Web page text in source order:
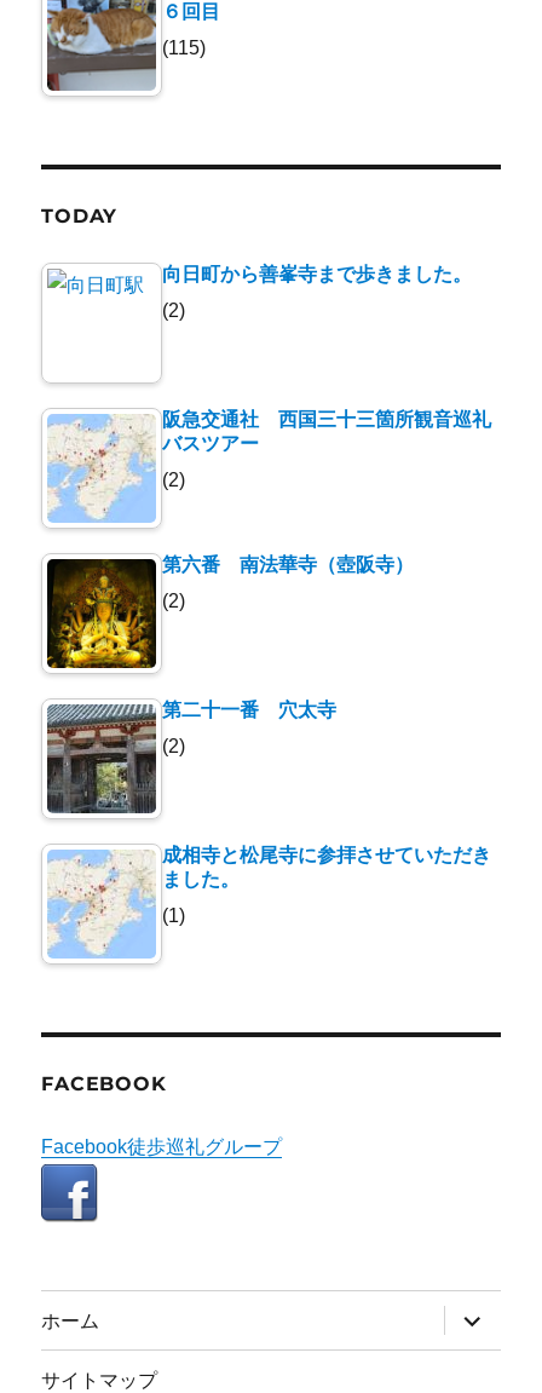
６回目
(115)
TODAY
向日町から善峯寺まで歩きました。
(2)
阪急交通社 西国三十三箇所観音巡礼
バスツアー
(2)
第六番 南法華寺（壺阪寺）
(2)
第二十一番 穴太寺
(2)
成相寺と松尾寺に参拝させていただき
ました。
(1)
FACEBOOK
Facebook徒歩巡礼グループ
ホーム
ブ
メ
サイトマップ